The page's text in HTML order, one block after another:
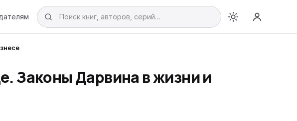
Законы Дарвина в жизни и